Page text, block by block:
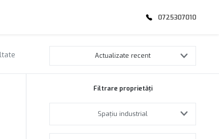
0725307010
Actualizate recent
Filtrare proprietăți
Spațiu industrial